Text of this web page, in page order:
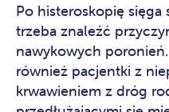
Po histeroskopię
trzeba znaleźć
nawykowych
również pacjentki z
krwawieniem z dróg